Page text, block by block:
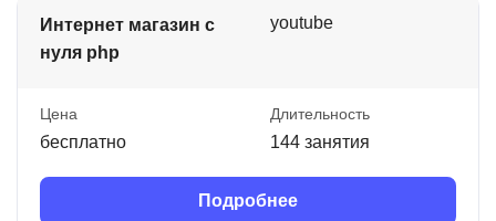
Интернет магазин с
нуля php
youtube
Цена
бесплатно
Длительность
144 занятия
Подробнее